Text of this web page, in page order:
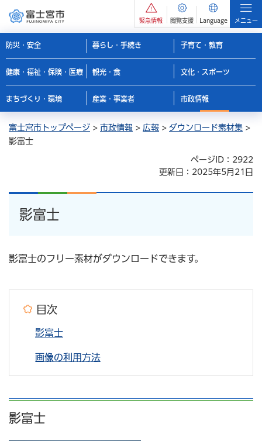
緊急情報 閲覧支援 Language メニュー
防災・安全 暮らし・手続き 子育て・教育
健康・福祉・保険・医療 観光・食 文化・スポーツ
まちづくり・環境 産業・事業者 市政情報
富士宮市トップページ > 市政情報 > 広報 > ダウンロード素材集 >
影富士
ページID：2922
更新日：2025年5月21日
影富士
影富士のフリー素材がダウンロードできます。
目次
影富士
画像の利用方法
影富士